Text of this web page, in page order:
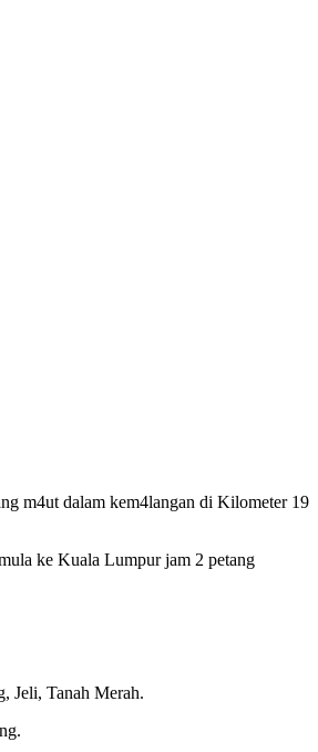
m4ut dalam kem4langan di Kilometer 19
ke Kuala Lumpur jam 2 petang
Jeli, Tanah Merah.